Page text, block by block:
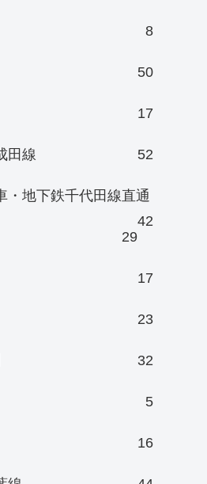
8
50
17
田線 52
・地下鉄千代田線直通
42
29
17
23
32
5
16